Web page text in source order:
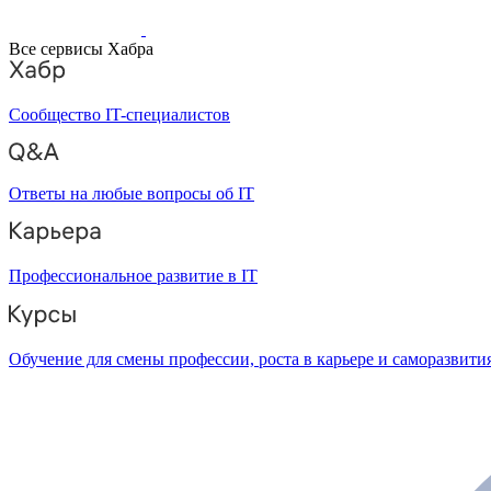
Все сервисы Хабра
Сообщество IT-специалистов
Ответы на любые вопросы об IT
Профессиональное развитие в IT
Обучение для смены профессии, роста в карьере и